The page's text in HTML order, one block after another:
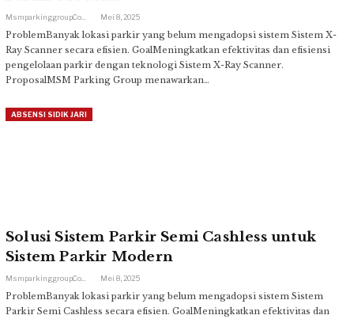
Msmparkinggroup.com Mei 8, 2025
ProblemBanyak lokasi parkir yang belum mengadopsi sistem Sistem X-
Ray Scanner secara efisien. GoalMeningkatkan efektivitas dan efisiensi
pengelolaan parkir dengan teknologi Sistem X-Ray Scanner.
ProposalMSM Parking Group menawarkan…
ABSENSI SIDIK JARI
Solusi Sistem Parkir Semi Cashless untuk
Sistem Parkir Modern
Mei 8, 2025
ProblemBanyak lokasi parkir yang belum mengadopsi sistem Sistem
Parkir Semi Cashless secara efisien. GoalMeningkatkan efektivitas dan